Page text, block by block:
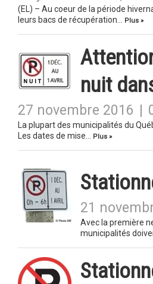
(EL) – Au coeur de la période
leurs bacs de récupération…
Plus »
nuit
27 novembre 2016
La plupart des municipalités du
Les dates de mise…
Plus »
21
Avec la première
municipalités